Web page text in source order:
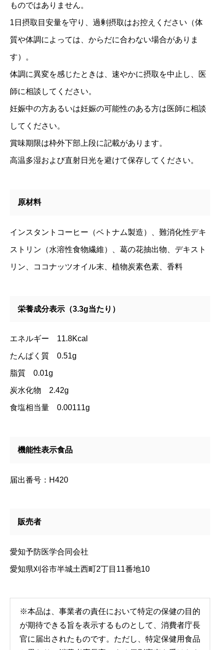
ものではありません。
1日摂取目安量を守り、過剰摂取はお控えください（体
質や体調によっては、からだに合わない場合がありま
す）。
体調に異変を感じたときは、速やかに摂取を中止し、医
師に相談してください。
妊娠中の方あるいは妊娠の可能性のある方は医師に相談
してください。
賞味期限は枠外下部上段に記載があります。
高温多湿および直射日光を避けて保存してください。
原材料
インスタントコーヒー（ベトナム製造）、難消化性デキ
ストリン（水溶性食物繊維）、葛の花抽出物、デキスト
リン、ココナッツオイル末、植物炭素色素、香料
栄養成分表示（3.3g当たり）
エネルギー 11.8Kcal
たんぱく質 0.51g
脂質 0.01g
炭水化物 2.42g
食塩相当量 0.00111g
機能性表示食品
届出番号：H420
販売者
愛知予防医学合同会社
愛知県刈谷市半城土西町2丁目11番地10
※本品は、事業者の責任において特定の保健の目的
が期待できる旨を表示するものとして、消費者庁長
官に届出されたものです。ただし、特定保健用食品